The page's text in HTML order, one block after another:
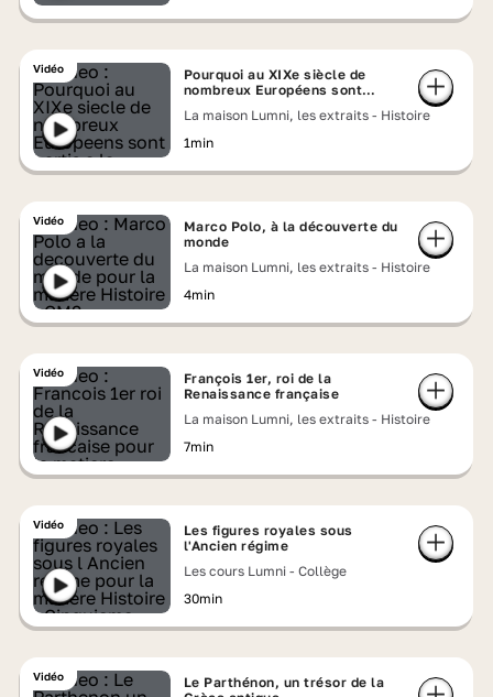
Vidéo
Pourquoi au XIXe siècle de
nombreux Européens sont
des Etats-Unis ?
La maison Lumni, les extraits - Histoire
1min
Vidéo
Marco Polo, à la découverte du
monde
La maison Lumni, les extraits - Histoire
4min
Vidéo
François 1er, roi de la
Renaissance française
La maison Lumni, les extraits - Histoire
7min
Vidéo
Les figures royales sous
l'Ancien régime
Les cours Lumni - Collège
30min
Vidéo
Le Parthénon, un trésor de la